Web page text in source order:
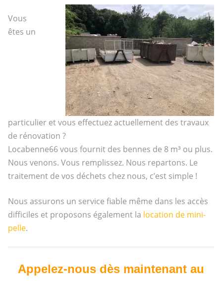
Vous
êtes un
particulier et vous effectuez actuellement des travaux
de rénovation ?
Locabenne66 vous fournit des bennes de 8 m³ ou plus.
Nous venons. Vous remplissez. Nous repartons. Le
traitement de vos déchets chez nous, c’est simple !
Nous assurons un service fiable même dans les accès
difficiles et proposons également la location de mini-
pelle.
Appelez-nous dès maintenant au